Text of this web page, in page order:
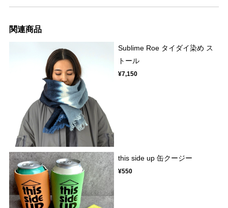
関連商品
Sublime Roe タイダイ染め ス
トール
¥7,150
this side up 缶クージー
¥550